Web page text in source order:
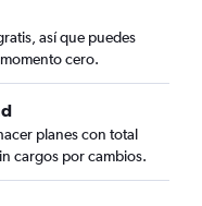
así que puedes
cero.
planes con total
cargos por cambios.